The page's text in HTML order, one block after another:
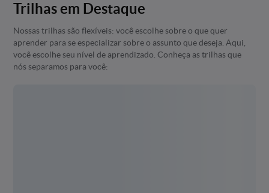
Trilhas em Destaque
Nossas trilhas são flexíveis: você escolhe sobre o que quer
aprender para se especializar sobre o assunto que deseja. Aqui,
você escolhe seu nível de aprendizado. Conheça as trilhas que
nós separamos para você: